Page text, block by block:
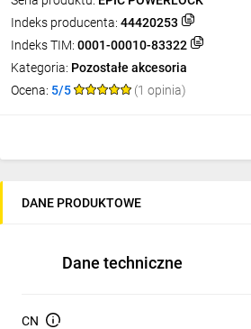
Indeks producenta: 44420253
Indeks TIM: 0001-00010-83322
Kategoria: Pozostałe akcesoria
Ocena: 5/5 (1 opinia)
DANE PRODUKTOWE
Dane techniczne
CN